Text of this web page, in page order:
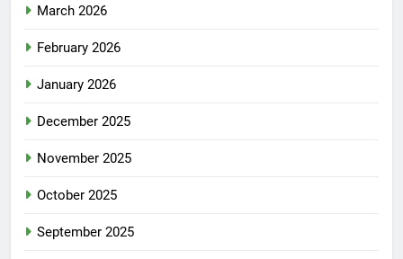
March 2026
February 2026
January 2026
December 2025
November 2025
October 2025
September 2025